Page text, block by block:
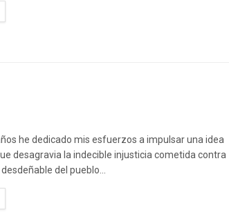
he dedicado mis esfuerzos a impulsar una idea
desagravia la indecible injusticia cometida contra
del pueblo...